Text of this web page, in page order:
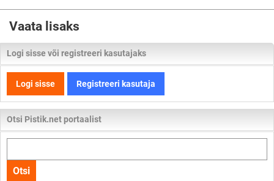
Vaata lisaks
Logi sisse või registreeri kasutajaks
Logi sisse Registreeri kasutaja
Otsi Pistik.net portaalist
kogu
lehelt
Otsi